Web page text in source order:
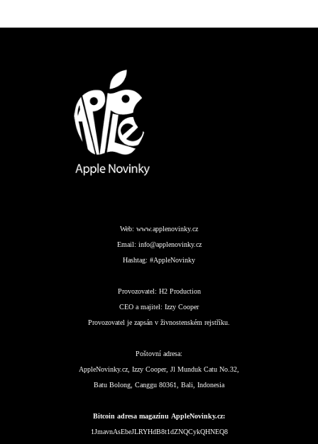
Web: www.applenovinky.cz
Email: info@applenovinky.cz
Hashtag: #AppleNovinky
Provozovatel: H2 Production
CEO a majitel: Izzy Cooper
Provozovatel je zapsán v živnostenském rejstříku.
Poštovní adresa:
AppleNovinky.cz, Izzy Cooper, Jl Munduk Catu No.32,
Batu Bolong, Canggu 80361, Bali, Indonesia
Bitcoin adresa magazínu AppleNovinky.cz:
1JmavnAsEbeJLRYHdB8t1dZNQCykQHNEQ8